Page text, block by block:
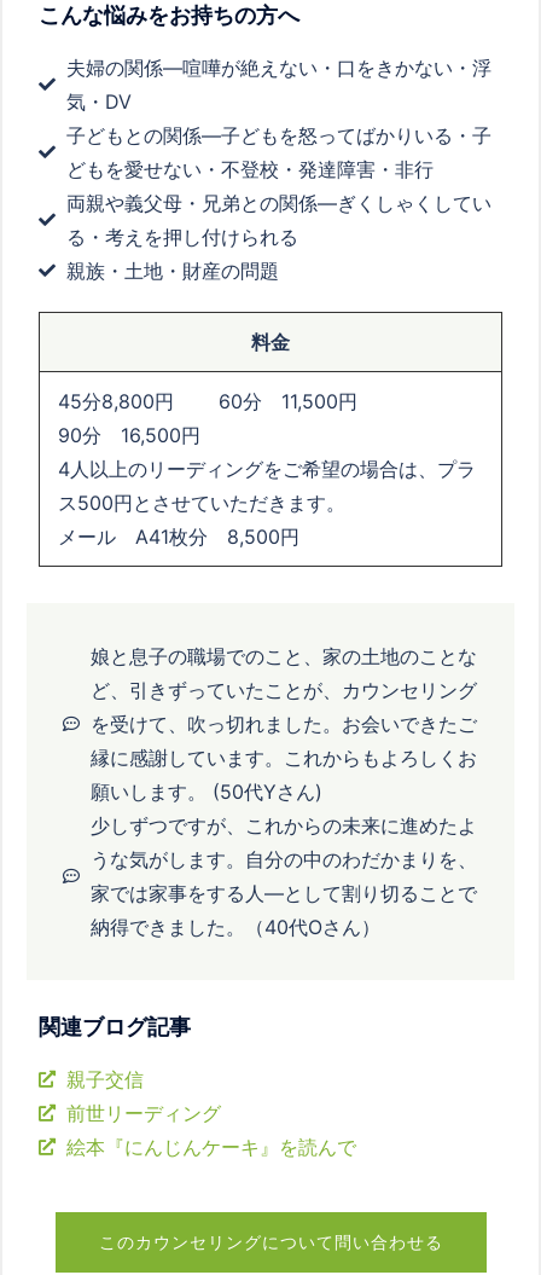
こんな悩みをお持ちの方へ
夫婦の関係―喧嘩が絶えない・口をきかない・浮
気・DV
子どもとの関係―子どもを怒ってばかりいる・子
どもを愛せない・不登校・発達障害・非行
両親や義父母・兄弟との関係―ぎくしゃくしてい
る・考えを押し付けられる
親族・土地・財産の問題
料金
45分8,800円 60分 11,500円
90分 16,500円
4人以上のリーディングをご希望の場合は、プラ
ス500円とさせていただきます。
メール A41枚分 8,500円
娘と息子の職場でのこと、家の土地のことな
ど、引きずっていたことが、カウンセリング
を受けて、吹っ切れました。お会いできたご
縁に感謝しています。これからもよろしくお
願いします。 (50代Yさん)
少しずつですが、これからの未来に進めたよ
うな気がします。自分の中のわだかまりを、
家では家事をする人―として割り切ることで
納得できました。（40代Oさん）
関連ブログ記事
親子交信
前世リーディング
絵本『にんじんケーキ』を読んで
このカウンセリングについて問い合わせる